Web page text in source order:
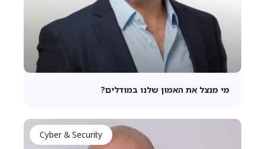
מי מנצל את האמון שלנו במודלים?
Cyber & Security